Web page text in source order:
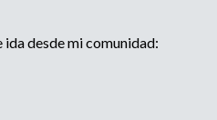
desde mi comunidad: